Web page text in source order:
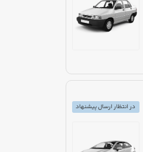
در انتظار ارسال پیشنهاد